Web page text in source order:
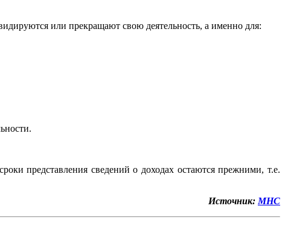
или прекращают свою деятельность, а именно для:
представления сведений о доходах остаются прежними, т.е.
Источник: МНС